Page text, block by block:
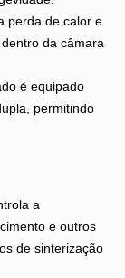
perda de calor e
da câmara
é equipado
permitindo
a
e outros
de sinterização